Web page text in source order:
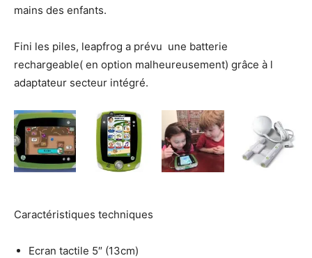
mains des enfants.
Fini les piles, leapfrog a prévu une batterie
rechargeable( en option malheureusement) grâce à l
adaptateur secteur intégré.
Caractéristiques techniques
Ecran tactile 5″ (13cm)